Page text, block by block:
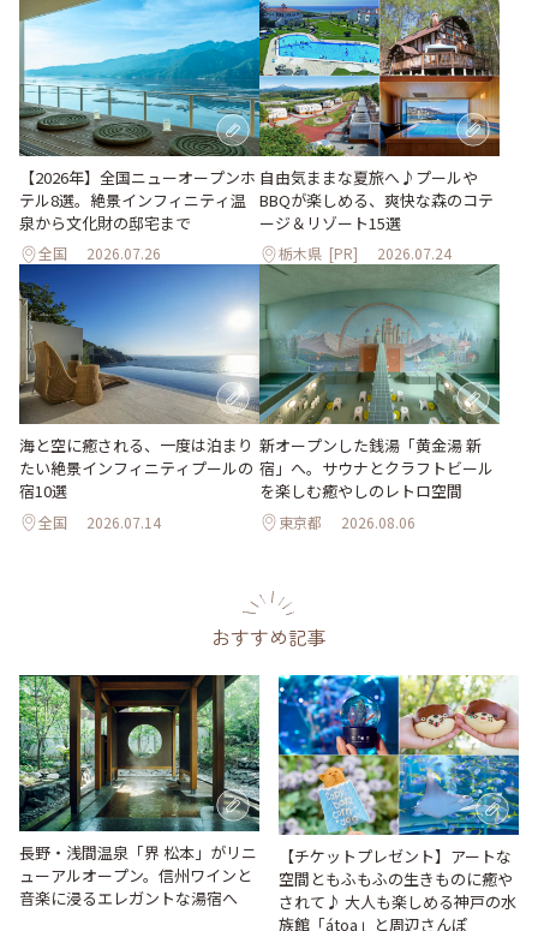
【2026年】全国ニューオープンホ
テル8選。絶景インフィニティ温
泉から文化財の邸宅まで
全国 2026.07.26
自由気ままな夏旅へ♪プールや
BBQが楽しめる、爽快な森のコテ
ージ＆リゾート15選
栃木県 [PR] 2026.07.24
海と空に癒される、一度は泊まり
たい絶景インフィニティプールの
宿10選
全国 2026.07.14
新オープンした銭湯「黄金湯 新
宿」へ。サウナとクラフトビール
を楽しむ癒やしのレトロ空間
東京都 2026.08.06
おすすめ記事
長野・浅間温泉「界 松本」がリニ
ューアルオープン。信州ワインと
音楽に浸るエレガントな湯宿へ
【チケットプレゼント】アートな
空間ともふもふの生きものに癒や
されて♪ 大人も楽しめる神戸の水
族館「átoa」と周辺さんぽ